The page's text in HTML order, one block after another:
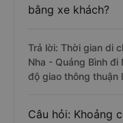
bằng xe khách?
Trả lời: Thời gian di
Nha - Quảng Bình
độ giao thông thuận
Câu hỏi: Khoảng